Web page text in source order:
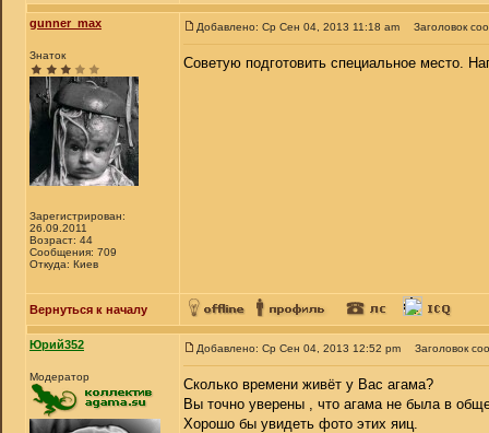
gunner_max
Знаток
Зарегистрирован:
26.09.2011
Возраст: 44
Сообщения: 709
Откуда: Киев
Добавлено: Ср Сен 04, 2013 11:18 am Заголовок
Советую подготовить специальное место.
Вернуться к началу
Юрий352
Модератор
Добавлено: Ср Сен 04, 2013 12:52 pm Заголовок
Сколько времени живёт у Вас агама?
Вы точно уверены , что агама не была в
Хорошо бы увидеть фото этих яиц.